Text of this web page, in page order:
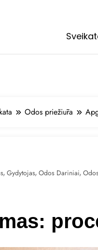
Odos priežiūra
, Gydytojas, Odos Dariniai,